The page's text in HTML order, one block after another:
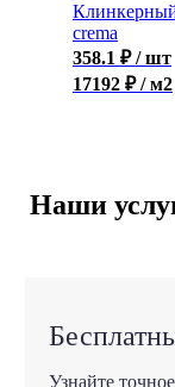
crema
358.1 ₽ / шт
17192 ₽ / м2
Наши
Узнайте